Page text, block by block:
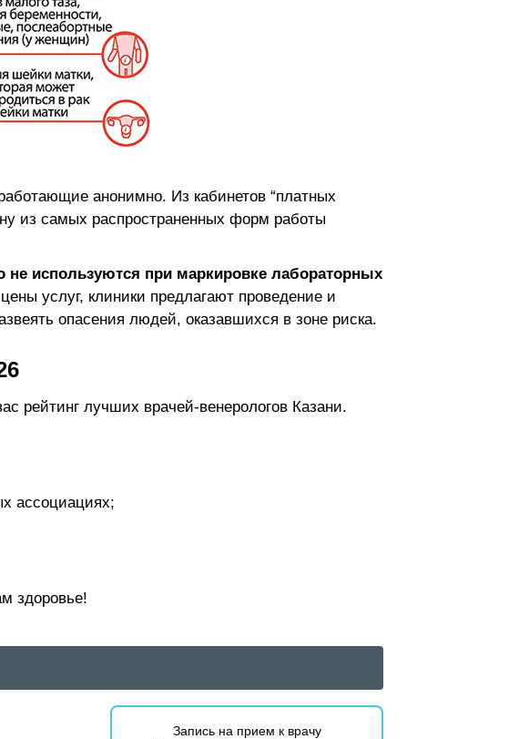
анонимно. Из кабинетов “платных
из самых распространенных форм работы
используются при маркировке лабораторных
услуг, клиники предлагают проведение и
опасения людей, оказавшихся в зоне риска.
рейтинг лучших врачей-венерологов Казани.
ассоциациях;
здоровье!
Запись на прием к врачу